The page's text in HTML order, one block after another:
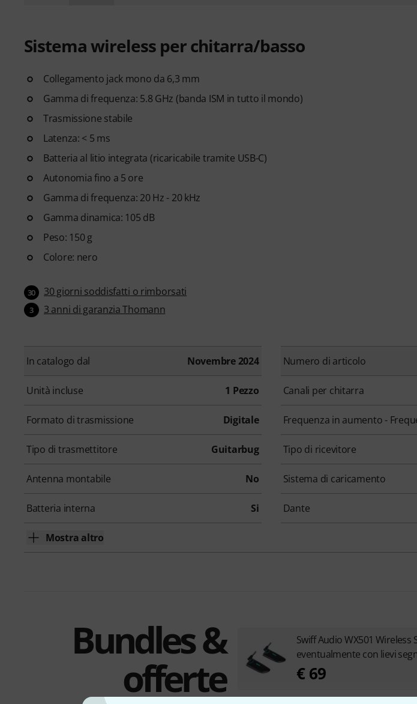
Sistema wireless per chitarra/basso
Collegamento jack mono da 6,3 mm
Gamma di frequenza: 5.8 GHz (banda ISM in tutto il mondo)
Trasmissione stabile
Latenza: < 5 ms
Batteria al litio integrata (ricaricabile tramite USB-C)
Autonomia fino a 5 ore
Gamma di frequenza: 20 Hz - 20 kHz
Gamma dinamica: 105 dB
Peso: 150 g
Colore: nero
30 30 giorni soddisfatti o rimborsati
3 3 anni di garanzia Thomann
In catalogo dal Novembre 2024 Numero di articolo
Unità incluse 1 Pezzo Canali per chitarra
Formato di trasmissione Digitale Frequenza in aumento -
Tipo di trasmettitore Guitarbug Tipo di ricevitore
Antenna montabile No Sistema di caricamento
Batteria interna Si Dante
Mostra altro
Bundles &
offerte
Swiff Audio WX501 Wireless
eventualmente con lievi
€ 69